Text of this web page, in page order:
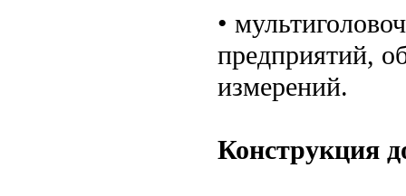
•
предприятий,
измерений.
Конструкция